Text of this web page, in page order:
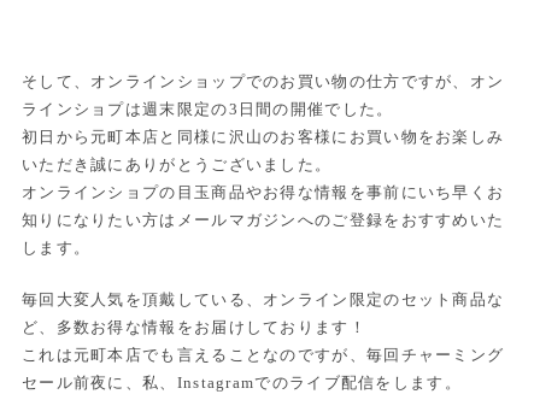
そして、オンラインショップでのお買い物の仕方ですが、オン
ラインショプは週末限定の3日間の開催でした。
初日から元町本店と同様に沢山のお客様にお買い物をお楽しみ
いただき誠にありがとうございました。
オンラインショプの目玉商品やお得な情報を事前にいち早くお
知りになりたい方はメールマガジンへのご登録をおすすめいた
します。
毎回大変人気を頂戴している、オンライン限定のセット商品な
ど、多数お得な情報をお届けしております！
これは元町本店でも言えることなのですが、毎回チャーミング
セール前夜に、私、Instagramでのライブ配信をします。